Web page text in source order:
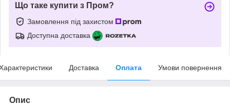
Що таке купити з Пром?
Замовлення під захистом
Доступна доставка
Доставка Оплата Умови повернення
Опис